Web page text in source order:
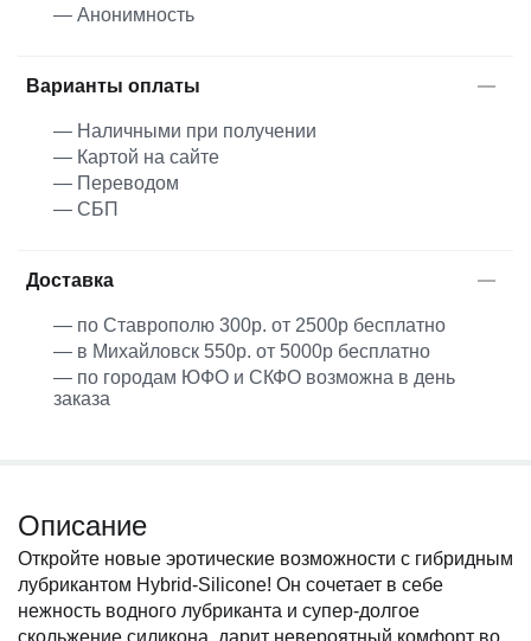
— Анонимность
Варианты оплаты
— Наличными при получении
— Картой на сайте
— Переводом
— СБП
Доставка
— по Ставрополю 300р. от 2500р бесплатно
— в Михайловск 550р. от 5000р бесплатно
— по городам ЮФО и СКФО возможна в день
заказа
Описание
Откройте новые эротические возможности с гибридным
лубрикантом Hybrid-Silicone! Он сочетает в себе
нежность водного лубриканта и супер-долгое
скольжение силикона, дарит невероятный комфорт во